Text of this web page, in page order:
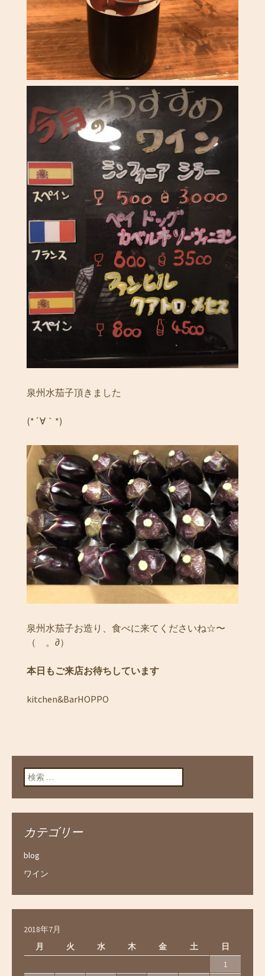
泉州水茄子頂きました
(*´∀｀*)
泉州水茄子お造り、食べに来てくださいね☆〜
（ゝ。∂）
本日もご来店お待ちしています
kitchen&BarHOPPO
検索:
カテゴリー
blog
ワイン
2018年7月
月
火 水 木 金 土 日
1